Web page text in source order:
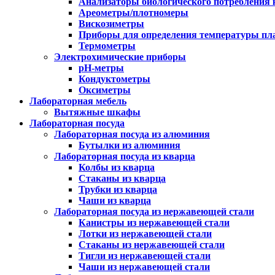
Ареометры/плотномеры
Вискозиметры
Приборы для определения температуры
Термометры
Электрохимические приборы
pH-метры
Кондуктометры
Оксиметры
Лабораторная мебель
Вытяжные шкафы
Лабораторная посуда
Лабораторная посуда из алюминия
Бутылки из алюминия
Лабораторная посуда из кварца
Колбы из кварца
Стаканы из кварца
Трубки из кварца
Чаши из кварца
Лабораторная посуда из нержавеющей стали
Канистры из нержавеющей стали
Лотки из нержавеющей стали
Стаканы из нержавеющей стали
Тигли из нержавеющей стали
Чаши из нержавеющей стали